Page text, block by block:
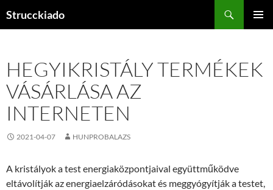
Strucckiado
HEGYIKRISTÁLY TERMÉKEK
VÁSÁRLÁSA AZ
INTERNETEN
2021-04-07 HUNPROBALAZS
A kristályok a test energiaközpontjaival együttműködve
eltávolítják az energiaelzáródásokat és meggyógyítják a testet,